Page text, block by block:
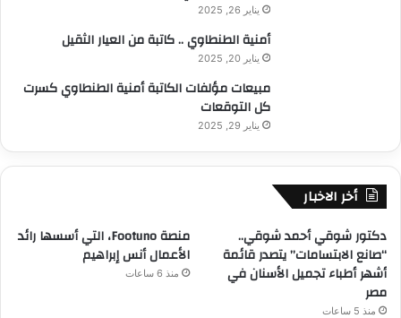
يناير 26, 2025
أمنية الطنطاوي .. كاتبة من العيار الثقيل
يناير 20, 2025
مبيعات مؤلفات الكاتبة أمنية الطنطاوي كسرت
كل التوقعات
يناير 29, 2025
أخر الاخبار
دكتور شوقي أحمد شوقي..
“صانع الابتسامات” يتصدر قائمة
أشهر أطباء تجميل الأسنان في
مصر
منذ 5 ساعات
منصة Footuno، التي أسسها رائد
الأعمال أنس إبراهيم
منذ 6 ساعات